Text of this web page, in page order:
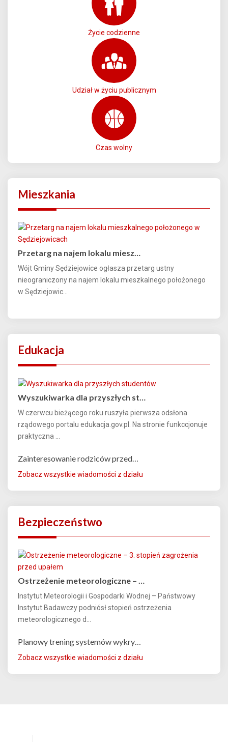
Życie codzienne
Udział w życiu publicznym
Czas wolny
Mieszkania
Przetarg na najem lokalu miesz…
Wójt Gminy Sędziejowice ogłasza przetarg ustny
nieograniczony na najem lokalu mieszkalnego położonego
w Sędziejowic...
Edukacja
Wyszukiwarka dla przyszłych st…
W czerwcu bieżącego roku ruszyła pierwsza odsłona
rządowego portalu edukacja.gov.pl. Na stronie funkccjonuje
praktyczna ...
Zainteresowanie rodziców przed…
Zobacz wszystkie wiadomości z działu
Bezpieczeństwo
Ostrzeżenie meteorologiczne – …
Instytut Meteorologii i Gospodarki Wodnej – Państwowy
Instytut Badawczy podniósł stopień ostrzeżenia
meteorologicznego d...
Planowy trening systemów wykry…
Zobacz wszystkie wiadomości z działu